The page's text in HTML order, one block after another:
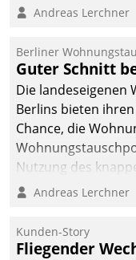
Cockpit für mobile
Datatrain. Die
Wohnungsbau- und
Immobilien GmbH
sich dabei für den
der Lösung über
Cloud Platform
entschieden - als
Unternehmen am
Andreas Lerchner
Berliner
Guter Schnitt
Die landeseigenen
Berlins bieten
Chance, die
Nutzung des
Anwendungsfall für
Unternehmen.
Andreas Lerchner
Kunden-Story
Fliegender